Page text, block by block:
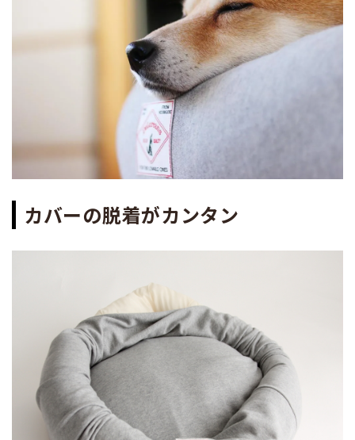
カバーの脱着がカンタン